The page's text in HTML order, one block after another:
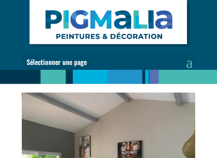
Sélectionner une page